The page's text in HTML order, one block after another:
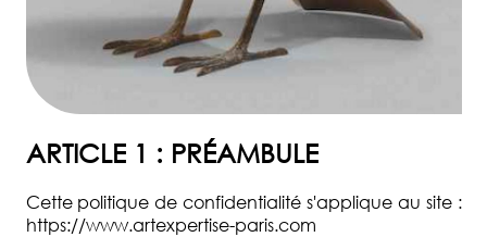
OBJET
VENDRE
UNE
OEUVRE
INVENTAIRE
SUCCESSION
ARTICLE 1 : PRÉAMBULE
Cette politique de confidentialité s'applique au site :
https://www.artexpertise-paris.com